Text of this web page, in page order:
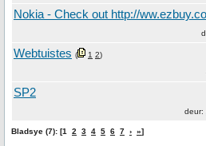
Nokia - Check out http://
Webtuistes ( 1 2)
SP2
deur:
Bladsye (7): [1 2 3 4 5 6 7 › »]